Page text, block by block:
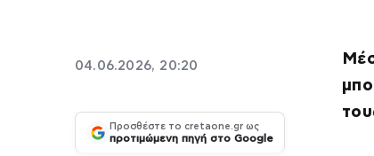
04.06.2026, 20:20
Προσθέστε το cretaone.gr ως
προτιμώμενη πηγή στο Google